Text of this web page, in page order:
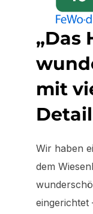
„Das
mit
Wir haben
dem
eingerichtet